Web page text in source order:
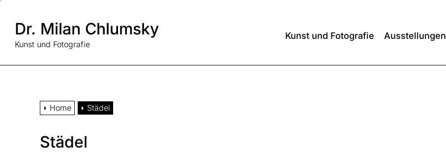
content
Dr. Milan Chlumsky
Kunst und Fotografie
Kunst und Fotografie Ausstellungen
Home Städel
Städel